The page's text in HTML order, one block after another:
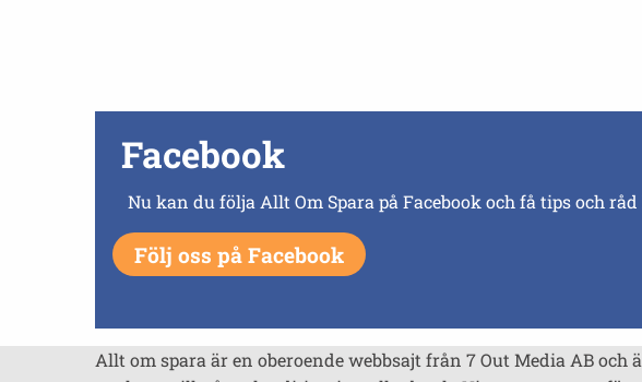
Facebook
Nu kan du följa Allt Om Spara på Facebook och få tips och
Följ oss på Facebook
Allt om spara är en oberoende webbsajt från 7 Out Media AB och